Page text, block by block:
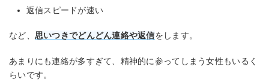
返信スピードが速い
など、 思いつきでどんどん連絡や返信をします。
あまりにも連絡が多すぎて、精神的に参ってしまう女性もいるく
らいです。